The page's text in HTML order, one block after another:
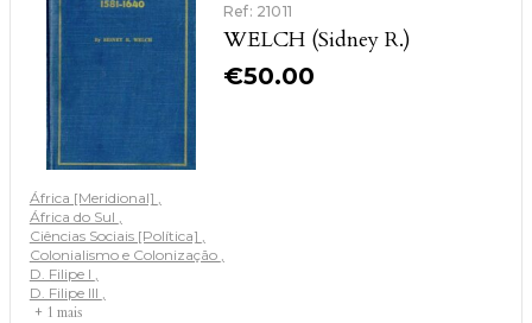
Ref: 21011
WELCH (Sidney R.)
€50.00
África [Meridional]
África do Sul
Ciências Sociais [Política]
Colonialismo e Colonização
D. Filipe I
D. Filipe III
+ 1 mais